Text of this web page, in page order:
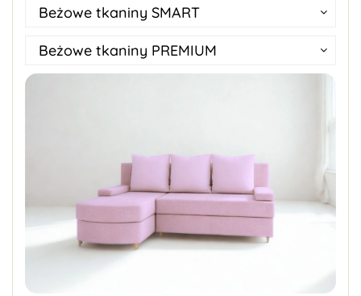
Beżowe tkaniny SMART
Beżowe tkaniny PREMIUM